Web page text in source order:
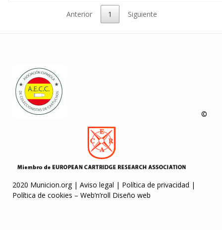
Anterior 1 Siguiente
©
2020 Municion.org | Aviso legal | Política de privacidad |
Política de cookies – Web’n’roll Diseño web